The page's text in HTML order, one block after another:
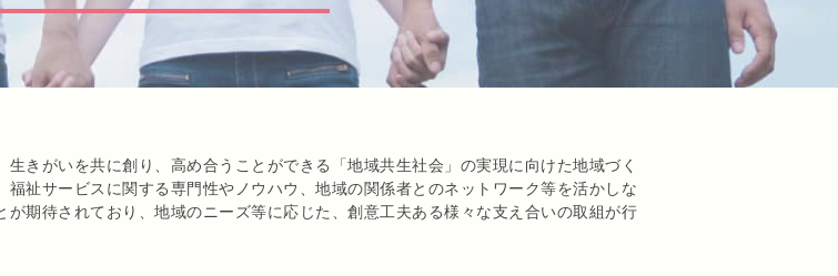
きがいを共に創り、高め合うことができる「地域共生社会」の実現に向けた地域づく
祉サービスに関する専門性やノウハウ、地域の関係者とのネットワーク等を活かしな
期待されており、地域のニーズ等に応じた、創意工夫ある様々な支え合いの取組が行